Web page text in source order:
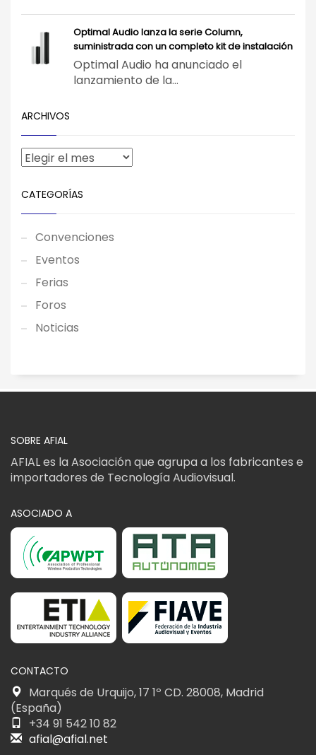
Optimal Audio lanza la serie Column,
suministrada con un completo kit de instalación
Optimal Audio ha anunciado el
lanzamiento de la...
ARCHIVOS
CATEGORÍAS
Convenciones
Eventos
Ferias
Foros
Noticias
SOBRE AFIAL
AFIAL es la Asociación que agrupa a los fabricantes e
importadores de Tecnología Audiovisual.
ASOCIADO A
CONTACTO
Marqués de Urquijo, 17 1º CD. 28008, Madrid
(España)
+34 91 542 10 82
afial@afial.net